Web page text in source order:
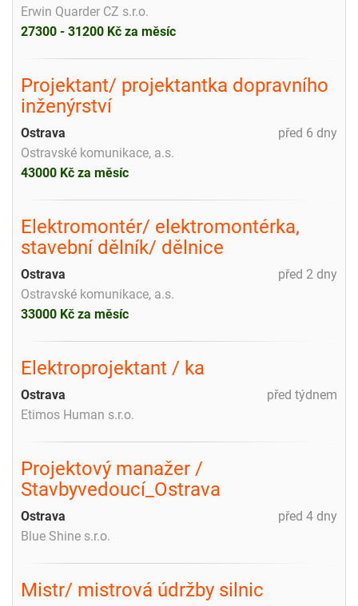
Erwin Quarder CZ s.r.o.
27300 - 31200 Kč za měsíc
Projektant/ projektantka dopravního
inženýrství
před 6 dny
Ostrava
Ostravské komunikace, a.s.
43000 Kč za měsíc
Elektromontér/ elektromontérka,
stavební dělník/ dělnice
před 2 dny
Ostrava
Ostravské komunikace, a.s.
33000 Kč za měsíc
Elektroprojektant / ka
před týdnem
Ostrava
Etimos Human s.r.o.
Projektový manažer /
Stavbyvedoucí_Ostrava
před 4 dny
Ostrava
Blue Shine s.r.o.
Mistr/ mistrová údržby silnic